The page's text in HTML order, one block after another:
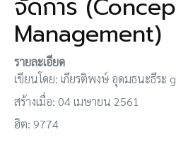
จัดการ
Management)
รายละเอียด
เขียนโดย: เกียรติพงษ์ อุดมธนะธีระ
สร้างเมื่อ: 04 เมษายน 2561
ฮิต: 9774